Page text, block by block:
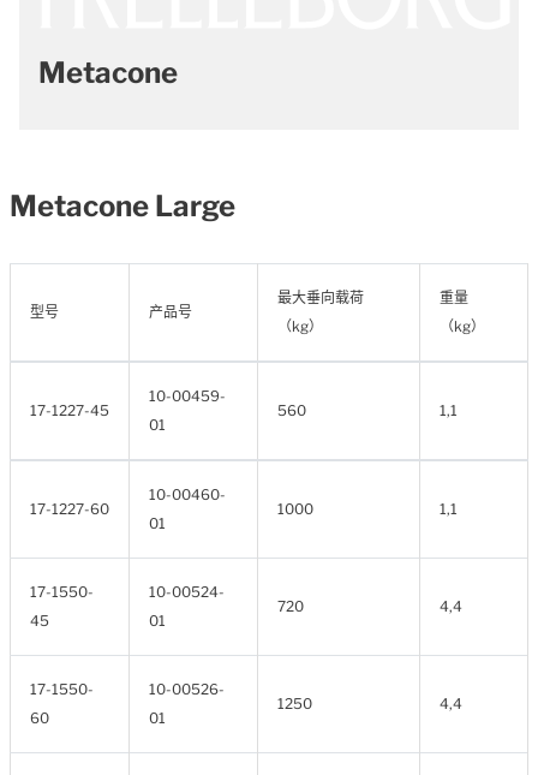
Metacone
Metacone Large
型号 产品号
最大垂向载荷
（kg）
重量
（kg）
17-1227-45
10-00459-
01
560 1,1
17-1227-60
10-00460-
01
1000 1,1
17-1550-
45
10-00524-
01
720 4,4
17-1550-
60
10-00526-
01
1250 4,4